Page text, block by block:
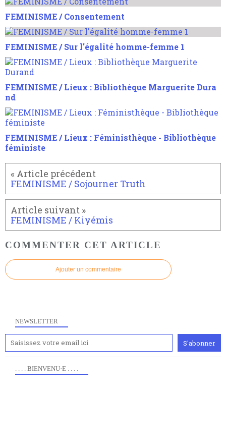
FEMINISME / Consentement
FEMINISME / Sur l'égalité homme-femme 1
FEMINISME / Lieux : Bibliothèque Marguerite Dura
nd
FEMINISME / Lieux : Féministhèque - Bibliothèque
féministe
FEMINISME / Sojourner Truth
FEMINISME / Kiyémis
COMMENTER CET ARTICLE
Ajouter un commentaire
NEWSLETTER
. . . . BIENVENU·E . . . .